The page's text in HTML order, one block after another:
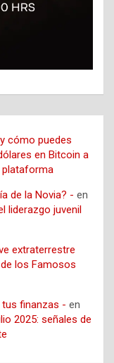
cómo puedes
en Bitcoin a
plataforma
de la Novia? - en
liderazgo juvenil
extraterrestre
los Famosos
finanzas - en
2025: señales de